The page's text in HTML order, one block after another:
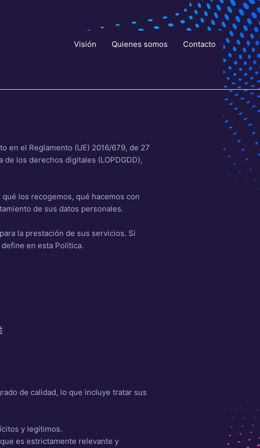
Visión Quienes somos Contacto
en el Reglamento (UE) 2016/679, de 27
los derechos digitales (LOPDGDD),
los recogemos, qué hacemos con
de sus datos personales.
la prestación de sus servicios. Si
en esta Política.
de calidad, lo que incluye tratar sus
y legítimos.
es estrictamente relevante y